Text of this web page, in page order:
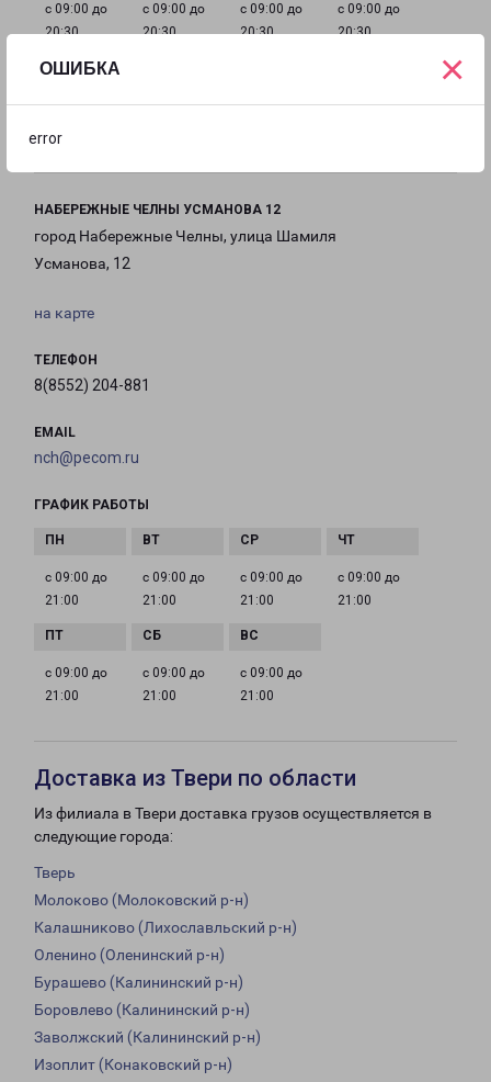
ОШИБКА
error
×
с 09:00 до
20:30
с 09:00 до
20:30
с 09:00 до
20:30
с 09:00 до
20:30
с 09:00 до
с 09:00 до
с 09:00 до
НАБЕРЕЖНЫЕ ЧЕЛНЫ УСМАНОВА 12
город Набережные Челны, улица Шамиля
Усманова, 12
на карте
ТЕЛЕФОН
8(8552) 204-881
EMAIL
nch@pecom.ru
ГРАФИК РАБОТЫ
с 09:00 до
21:00
с 09:00 до
21:00
с 09:00 до
21:00
с 09:00 до
21:00
с 09:00 до
21:00
с 09:00 до
21:00
с 09:00 до
21:00
Доставка из Твери по области
Из филиала в Твери доставка грузов осуществляется в
следующие города:
Тверь
Молоково (Молоковский р-н)
Калашниково (Лихославльский р-н)
Оленино (Оленинский р-н)
Бурашево (Калининский р-н)
Боровлево (Калининский р-н)
Заволжский (Калининский р-н)
Изоплит (Конаковский р-н)